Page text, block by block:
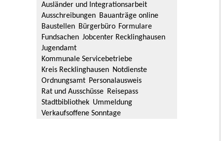
Ausländer und Integrationsarbeit
Ausschreibungen Bauanträge online
Baustellen Bürgerbüro Formulare
Fundsachen Jobcenter Recklinghausen
Jugendamt
Kommunale Servicebetriebe
Kreis Recklinghausen Notdienste
Ordnungsamt Personalausweis
Rat und Ausschüsse Reisepass
Stadtbibliothek Ummeldung
Verkaufsoffene Sonntage